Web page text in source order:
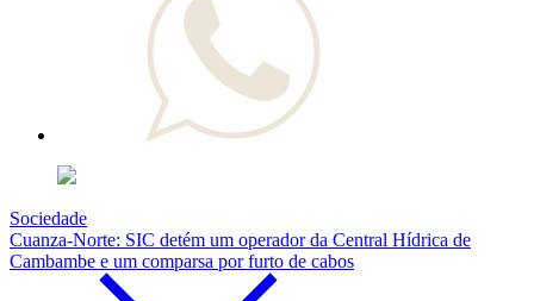
Sociedade
Cuanza-Norte: SIC detém um operador da Central Hídrica de
Cambambe e um comparsa por furto de cabos